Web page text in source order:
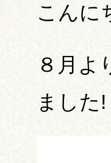
こんに
８月よ
ました!